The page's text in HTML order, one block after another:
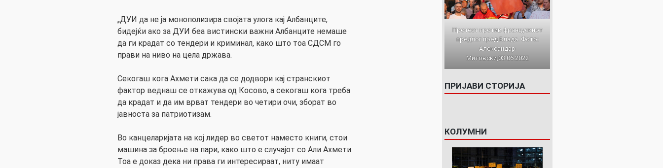
„ДУИ да не ја монополизира својата улога кај Албанците,
бидејќи ако за ДУИ беа вистински важни Албанците немаше
да ги крадат со тендери и криминал, како што тоа СДСМ го
прави на ниво на цела држава.
Секогаш кога Ахмети сака да се додвори кај странскиот
фактор веднаш се откажува од Косово, а секогаш кога треба
да крадат и да им врват тендери во четири очи, зборат во
јавноста за патриотизам.
Во канцеларијата на кој лидер во светот наместо книги, стои
машина за броење на пари, како што е случајот со Али Ахмети.
Тоа е доказ дека ни права ги интересираат, ниту имаат
Протест против францускиот
предлог пред Влада. Фото:
Александар
Митовски,03.06.2022
ПРИЈАВИ СТОРИЈА
КОЛУМНИ